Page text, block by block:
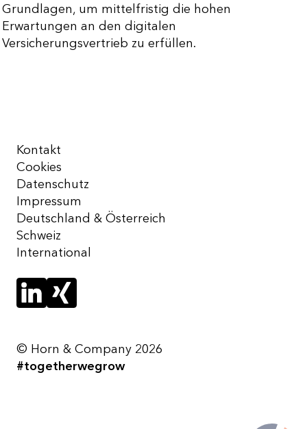
Grundlagen, um mittelfristig die hohen
Erwartungen an den digitalen
Versicherungsvertrieb zu erfüllen.
Kontakt
Cookies
Datenschutz
Impressum
Deutschland & Österreich
Schweiz
International
© Horn & Company 2026
#togetherwegrow